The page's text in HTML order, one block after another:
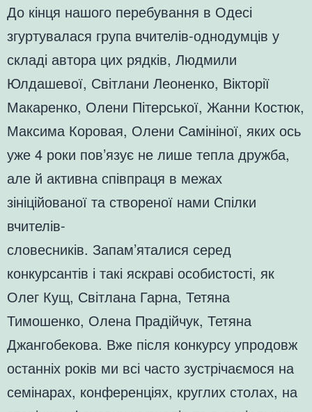
До кінця нашого перебування в Одесі
згуртувалася група вчителів-однодумців у
складі автора цих рядків, Людмили
Юлдашевої, Світлани Леоненко, Вікторії
Макаренко, Олени Пітерської, Жанни Костюк,
Максима Коровая, Олени Самініної, яких ось
уже 4 роки пов’язує не лише тепла дружба,
але й активна співпраця в межах
зініційованої та створеної нами Спілки
вчителів-
словесників. Запам’яталися серед
конкурсантів і такі яскраві особистості, як
Олег Кущ, Світлана Гарна, Тетяна
Тимошенко, Олена Прадійчук, Тетяна
Джангобекова. Вже після конкурсу упродовж
останніх років ми всі часто зустрічаємося на
семінарах, конференціях, круглих столах, на